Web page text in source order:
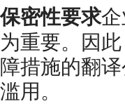
保密性要求
为重要。因
障措施的翻
滥用。